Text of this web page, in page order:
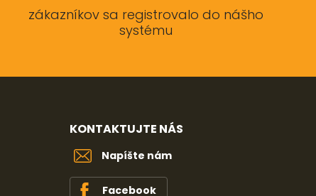
zákazníkov sa registrovalo do nášho
systému
KONTAKTUJTE NÁS
Napíšte nám
Facebook